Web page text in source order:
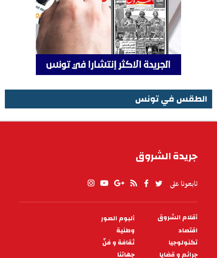
الطقس في تونس
جريدة الشروق
تابعونا على
PIED
DE
PAGE
أقلام الشروق
ألبوم الصور
اقتصاد
وطنية
تكنولوجيا
ثقافة و فنّ
جرائم و قضايا
جهاتنا